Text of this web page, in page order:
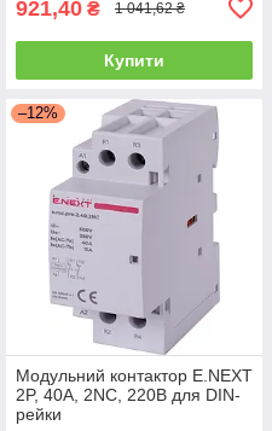
921,40 ₴ 1 041,62 ₴
Купити
–12%
Модульний контактор E.NEXT
2P, 40А, 2NC, 220В для DIN-
рейки